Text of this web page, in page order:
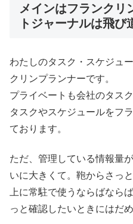
メインはフランクリ
トジャーナルは飛び
わたしのタスク・スケジュ
クリンプランナーです。
プライベートも会社のタス
タスクやスケジュールをフ
ております。
ただ、管理している情報量
いに大きくて。鞄からさっ
上に常駐で使うならばなら
っと確認したいときにはだめ